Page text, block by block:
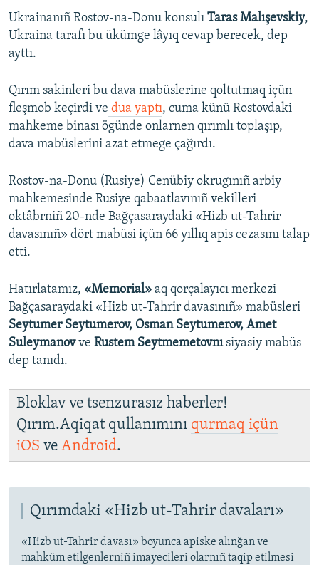
Ukrainanıñ Rostov-na-Donu konsulı Taras Malışevskiy,
Ukraina tarafı bu ükümge lâyıq cevap berecek, dep
ayttı.
Qırım sakinleri bu dava mabüslerine qoltutmaq içün
fleşmob keçirdi ve dua yaptı, cuma künü Rostovdaki
mahkeme binası ögünde onlarnen qırımlı toplaşıp,
dava mabüslerini azat etmege çağırdı.
Rostov-na-Donu (Rusiye) Cenübiy okrugınıñ arbiy
mahkemesinde Rusiye qabaatlavınıñ vekilleri
oktâbrniñ 20-nde Bağçasaraydaki «Hizb ut-Tahrir
davasınıñ» dört mabüsi içün 66 yıllıq apis cezasını talap
etti.
Hatırlatamız, «Memorial» aq qorçalayıcı merkezi
Bağçasaraydaki «Hizb ut-Tahrir davasınıñ» mabüsleri
Seytumer Seytumerov, Osman Seytumerov, Amet
Suleymanovve Rustem Seytmemetovnısiyasiy mabüs
dep tanıdı.
Bloklav ve tsenzurasız haberler!
Qırım.Aqiqat qullanımını qurmaq içün
iOS ve Android.
Qırımdaki «Hizb ut-Tahrir davaları»
«Hizb ut-Tahrir davası» boyunca apiske alınğan ve
mahküm etilgenlerniñ imayecileri olarnıñ taqip etilmesi